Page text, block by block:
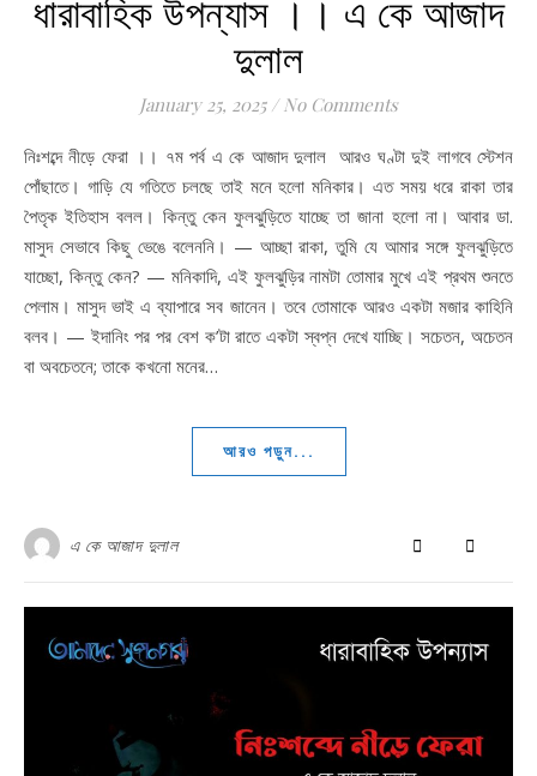
ধারাবাহিক উপন্যাস ।। এ কে আজাদ
দুলাল
January 25, 2025 / No Comments
নিঃশব্দে নীড়ে ফেরা ।। ৭ম পর্ব এ কে আজাদ দুলাল আরও ঘণ্টা দুই লাগবে স্টেশন
পোঁছাতে। গাড়ি যে গতিতে চলছে তাই মনে হলো মনিকার। এত সময় ধরে রাকা তার
পৈতৃক ইতিহাস বলল। কিন্তু কেন ফুলঝুড়িতে যাচ্ছে তা জানা হলো না। আবার ডা.
মাসুদ সেভাবে কিছু ভেঙে বলেননি। — আচ্ছা রাকা, তুমি যে আমার সঙ্গে ফুলঝুড়িতে
যাচ্ছো, কিন্তু কেন? — মনিকাদি, এই ফুলঝুড়ির নামটা তোমার মুখে এই প্রথম শুনতে
পেলাম। মাসুদ ভাই এ ব্যাপারে সব জানেন। তবে তোমাকে আরও একটা মজার কাহিনি
বলব। — ইদানিং পর পর বেশ ক’টা রাতে একটা স্বপ্ন দেখে যাচ্ছি। সচেতন, অচেতন
বা অবচেতনে; তাকে কখনো মনের…
আরও পড়ুন...
এ কে আজাদ দুলাল